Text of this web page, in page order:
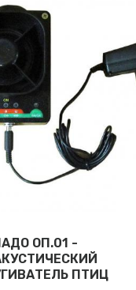
ОП.01 -
ПТИЦ